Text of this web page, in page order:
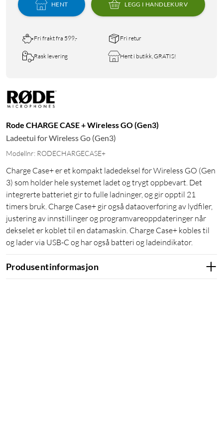
HENT LEGG I HANDLEKURV
Fri frakt fra 599,- Fri retur
Rask levering Hent i butikk, GRATIS!
Rode CHARGE CASE + Wireless GO (Gen3)
Ladeetui for Wireless Go (Gen3)
Modellnr: RODECHARGECASE+
Charge Case+ er et kompakt ladedeksel for Wireless GO (Gen
3) som holder hele systemet ladet og trygt oppbevart. Det
integrerte batteriet gir to fulle ladninger, og gir opptil 21
timers bruk. Charge Case+ gir også dataoverføring av lydfiler,
justering av innstillinger og programvareoppdateringer når
dekselet er koblet til en datamaskin. Charge Case+ kobles til
og lader via USB-C og har også batteri og ladeindikator.
Produsentinformasjon